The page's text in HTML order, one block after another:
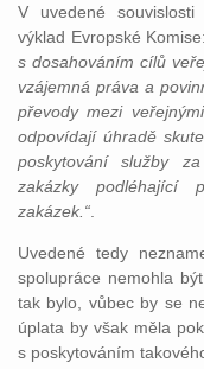
V uvedené
výklad Evropské Komise:
s dosahováním cílů
vzájemná práva a
převody mezi
odpovídají úhradě
poskytování služby
zakázky podléhající
zakázek.“
Uvedené tedy
spolupráce nemohla
tak bylo, vůbec by se
úplata by však měla
s poskytováním